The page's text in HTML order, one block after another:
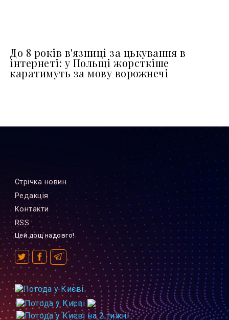
До 8 років в'язниці за цькування в
інтернеті: у Польщі жорсткіше
каратимуть за мову ворожнечі
Стрiчка новин
Редакцiя
Контакти
RSS
Цей дощ надовго!